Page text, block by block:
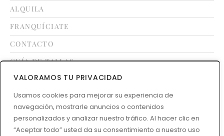
VALORAMOS TU PRIVACIDAD
Usamos cookies para mejorar su experiencia de
navegación, mostrarle anuncios o contenidos
personalizados y analizar nuestro tráfico. Al hacer clic en
“Aceptar todo” usted da su consentimiento a nuestro uso
ALQUILA
FRANQUÍCIATE
CONTACTO
GUÍA DE TALLAS
LEGAL
TÉRMINOS Y CONDICIONES
POLÍTICA DE DEVOLUCIONES